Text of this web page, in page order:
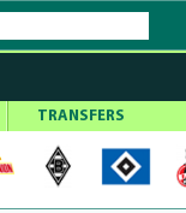
TRANSFERS